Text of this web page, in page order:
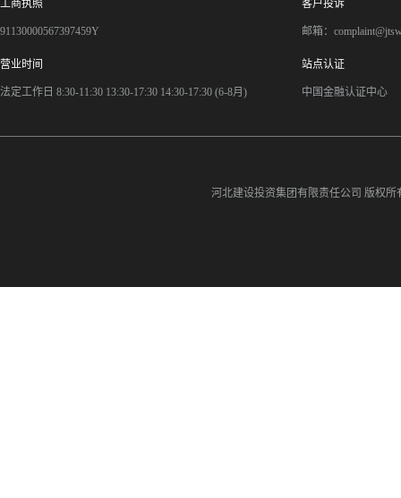
工商执照
91130000567397459Y
客户投诉
邮箱：
营业时间
法定工作日 8:30-11:30 13:30-17:30 14:30-17:30 (6-8月)
站点认证
中国金融认证中心
河北建设投资集团有限责任公司 版权所